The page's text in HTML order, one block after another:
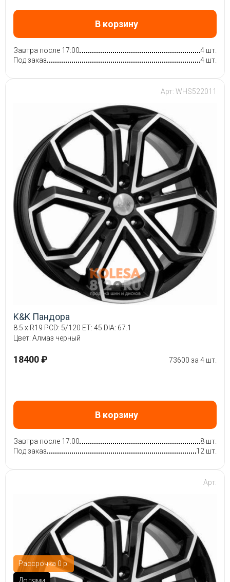
В корзину
Завтра после 17:00
4 шт.
Под заказ
4 шт.
Арт: WHS522011
K&K Пандора
8.5 x R19 PCD: 5/120 ET: 45 DIA: 67.1
Цвет: Алмаз черный
18400 ₽ 73600 за 4 шт.
В корзину
Завтра после 17:00
8 шт.
Под заказ
12 шт.
Рассрочка 0 р.
Арт: